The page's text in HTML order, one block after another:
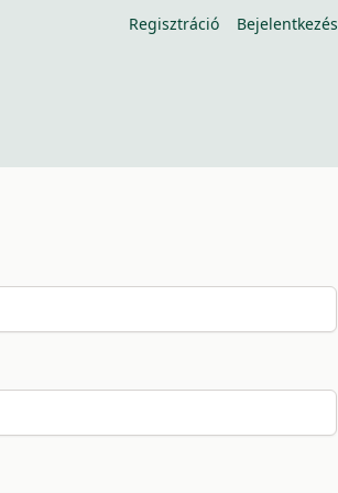
Regisztráció Bejelentkezés